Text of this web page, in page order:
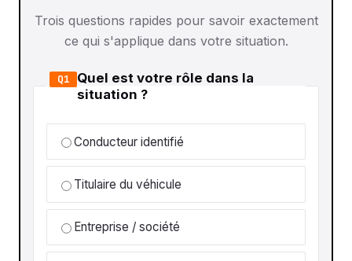
Trois questions rapides pour savoir exactement
ce qui s'applique dans votre situation.
Q1
Quel est votre rôle dans la
situation ?
Conducteur identifié
Titulaire du véhicule
Entreprise / société